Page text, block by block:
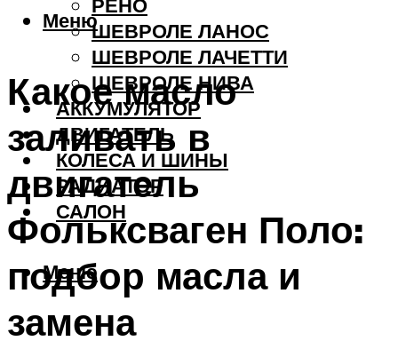
РЕНО
ШЕВРОЛЕ ЛАНОС
ШЕВРОЛЕ ЛАЧЕТТИ
ШЕВРОЛЕ НИВА
АККУМУЛЯТОР
ДВИГАТЕЛЬ
КОЛЕСА И ШИНЫ
РАДИАТОР
САЛОН
Меню
Меню
Какое масло
заливать в
двигатель
Фольксваген Поло:
подбор масла и
замена